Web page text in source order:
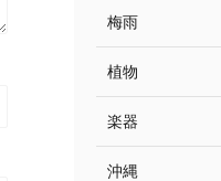
梅雨
植物
楽器
沖縄